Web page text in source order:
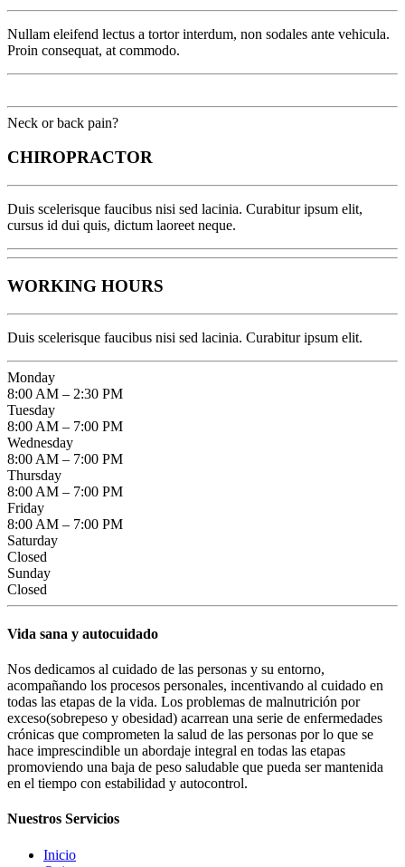
Nullam eleifend lectus a tortor interdum, non sodales ante vehicula.
Proin consequat, at commodo.
Neck or back pain?
CHIROPRACTOR
Duis scelerisque faucibus nisi sed lacinia. Curabitur ipsum elit,
cursus id dui quis, dictum laoreet neque.
WORKING HOURS
Duis scelerisque faucibus nisi sed lacinia. Curabitur ipsum elit.
Monday
8:00 AM – 2:30 PM
Tuesday
8:00 AM – 7:00 PM
Wednesday
8:00 AM – 7:00 PM
Thursday
8:00 AM – 7:00 PM
Friday
8:00 AM – 7:00 PM
Saturday
Closed
Sunday
Closed
Vida sana y autocuidado
Nos dedicamos al cuidado de las personas y su entorno,
acompañando los procesos personales, incentivando al cuidado en
todas las etapas de la vida. Los problemas de malnutrición por
exceso(sobrepeso y obesidad) acarrean una serie de enfermedades
crónicas que comprometen la salud de las personas por lo que se
hace imprescindible un abordaje integral en todas las etapas
promoviendo una baja de peso saludable que pueda ser mantenida
en el tiempo con estabilidad y autocontrol.
Nuestros Servicios
Inicio